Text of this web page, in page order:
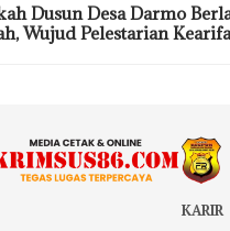
Dusun Desa Darmo
Wujud Pelestarian
KARIR